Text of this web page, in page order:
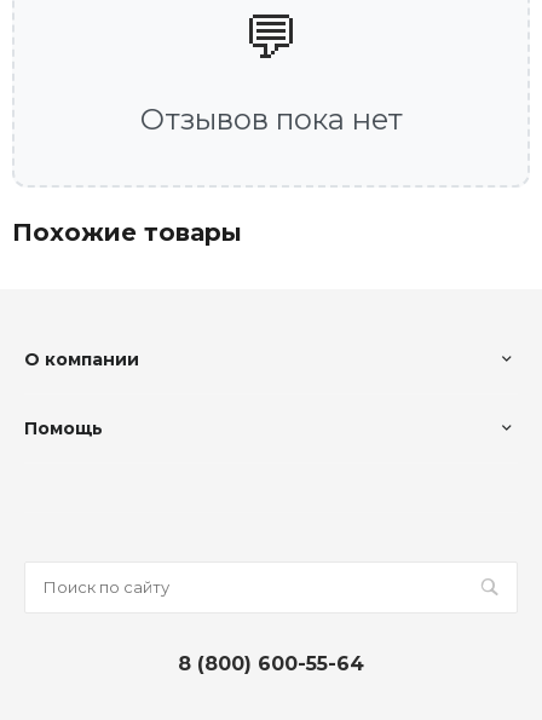
💬
Отзывов пока нет
Похожие товары
О компании
Помощь
8 (800) 600-55-64